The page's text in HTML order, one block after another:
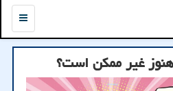
منو
غیر ممکن است؟